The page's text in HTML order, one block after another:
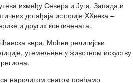
између Севера и Југа, Запада и
догађаја историје XXвека –
и других континената.
вера. Моћни религијски
утемељене у животном искуству
нарочитом снагом осећамо